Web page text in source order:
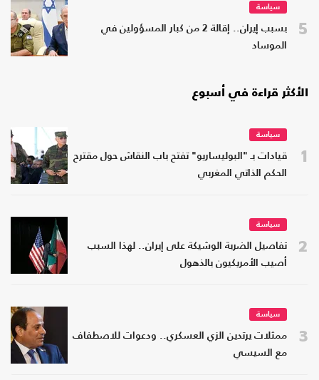
5
سياسة
بسبب إيران.. إقالة 2 من كبار المسؤولين في
الموساد
الأكثر قراءة في أسبوع
1
سياسة
قيادات بـ "البوليساريو" تفتح باب النقاش حول مقترح
الحكم الذاتي المغربي
2
سياسة
تفاصيل الضربة الوشيكة على إيران.. لهذا السبب
أصيب الأمريكيون بالذهول
3
سياسة
ممثلات يرتدين الزي العسكري.. ودعوات للاصطفاف
مع السيسي